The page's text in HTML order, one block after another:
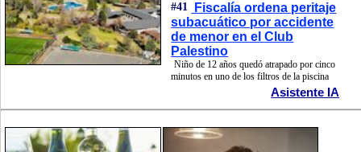
#41
Fiscalía ordena peritaje
subacuático por accidente
de menor en el Club
Palestino
Niño de 12 años quedó atrapado por cinco
minutos en uno de los filtros de la piscina
Asistente IA